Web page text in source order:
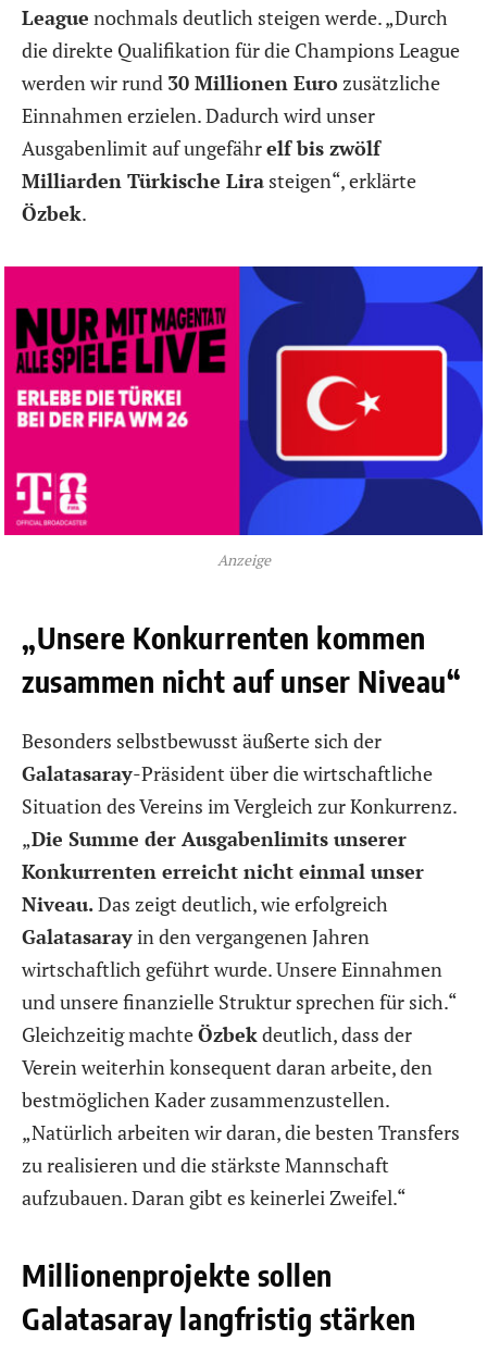
League nochmals deutlich steigen werde. „Durch
die direkte Qualifikation für die Champions League
werden wir rund 30 Millionen Eurozusätzliche
Einnahmen erzielen. Dadurch wird unser
Ausgabenlimit auf ungefährelf bis zwölf
Milliarden Türkische Lira steigen“, erklärte
Özbek.
Anzeige
„Unsere Konkurrenten kommen
zusammen nicht auf unser Niveau“
Besonders selbstbewusst äußerte sich der
Galatasaray-Präsident über die wirtschaftliche
Situation des Vereins im Vergleich zur Konkurrenz.
„Die Summe der Ausgabenlimits unserer
Konkurrenten erreicht nicht einmal unser
Niveau.Das zeigt deutlich, wie erfolgreich
Galatasarayin den vergangenen Jahren
wirtschaftlich geführt wurde. Unsere Einnahmen
und unsere finanzielle Struktur sprechen für sich.“
Gleichzeitig machteÖzbek deutlich, dass der
Verein weiterhin konsequent daran arbeite, den
bestmöglichen Kader zusammenzustellen.
„Natürlich arbeiten wir daran, die besten Transfers
zu realisieren und die stärkste Mannschaft
aufzubauen. Daran gibt es keinerlei Zweifel.“
Millionenprojekte sollen
Galatasaray langfristig stärken